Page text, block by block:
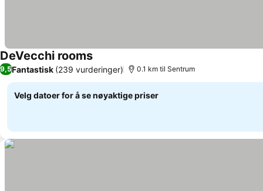
DeVecchi roomsSe priser
9,5Fantastisk (239 vurderinger) 0.1 km til Sentrum
Velg datoer for å se nøyaktige priser